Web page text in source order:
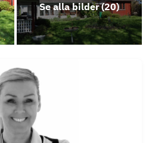
Se alla bilder (20)